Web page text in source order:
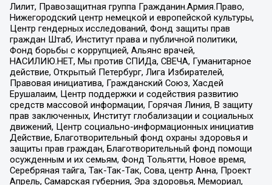
Лилит, Правозащитная группа Гражданин.Армия.Право,
Нижегородский центр немецкой и европейской культуры,
Центр гендерных исследований, Фонд защиты прав
граждан Штаб, Институт права и публичной политики,
Фонд борьбы с коррупцией, Альянс врачей,
НАСИЛИЮ.НЕТ, Мы против СПИДа, СВЕЧА, Гуманитарное
действие, Открытый Петербург, Лига Избирателей,
Правовая инициатива, Гражданский Союз, Хасдей
Ерушалаим, Центр поддержки и содействия развитию
средств массовой информации, Горячая Линия, В защиту
прав заключенных, Институт глобализации и социальных
движений, Центр социально-информационных инициатив
Действие, Благотворительный фонд охраны здоровья и
защиты прав граждан, Благотворительный фонд помощи
осужденным и их семьям, Фонд Тольятти, Новое время,
Серебряная тайга, Так-Так-Так, Сова, центр Анна, Проект
Апрель, Самарская губерния, Эра здоровья, Мемориал,